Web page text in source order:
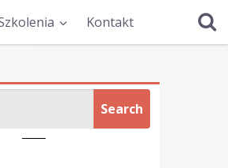
Kontakt